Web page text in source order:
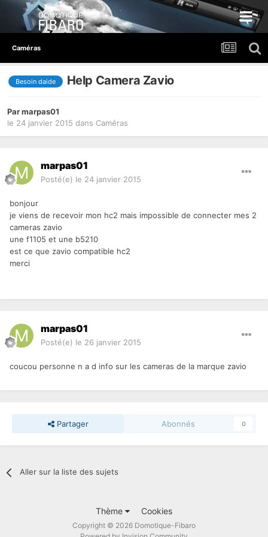
Caméras
Besoin daide Help Camera Zavio
Parmarpas01
le 24 janvier 2015 dans Caméras
marpas01
Posté(e) le 24 janvier 2015
bonjour
je viens de recevoir mon hc2 mais impossible de connecter mes 2
cameras zavio
une f1105 et une b5210
est ce que zavio compatible hc2
merci
marpas01
Posté(e) le 26 janvier 2015
coucou personne n a d info sur les cameras de la marque zavio
Partager Abonnés 0
Aller sur la liste des sujets
Thème Cookies
Copyright © 2026 Domotique-Fibaro